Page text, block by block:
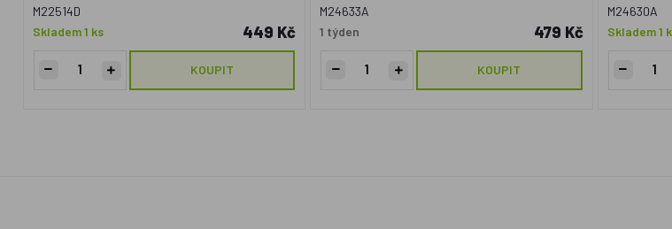
M22514D
Skladem 1 ks
449 Kč
KOUPIT
M24633A
1 týden
479 Kč
KOUPIT
M24630A
Skladem 1